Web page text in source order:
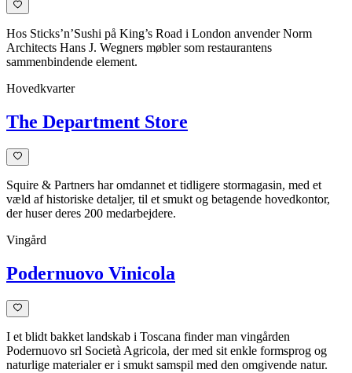
Hos Sticks’n’Sushi på King’s Road i London anvender Norm
Architects Hans J. Wegners møbler som restaurantens
sammenbindende element.
Hovedkvarter
The Department Store
Squire & Partners har omdannet et tidligere stormagasin, med et
væld af historiske detaljer, til et smukt og betagende hovedkontor,
der huser deres 200 medarbejdere.
Vingård
Podernuovo Vinicola
I et blidt bakket landskab i Toscana finder man vingården
Podernuovo srl Società Agricola, der med sit enkle formsprog og
naturlige materialer er i smukt samspil med den omgivende natur.